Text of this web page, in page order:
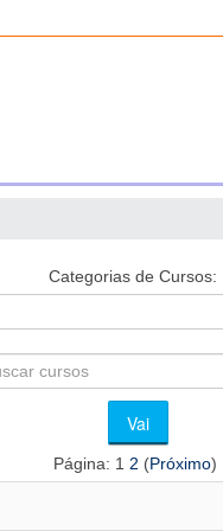
Categorias de Cursos:
Vai
Página: 1 2 (Próximo)